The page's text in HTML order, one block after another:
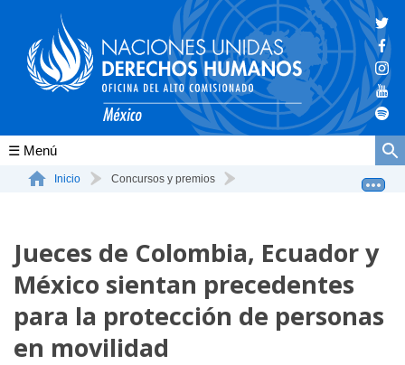
Conócenos
La ONU-DH en México
Vacantes ONU-DH México
ONU-DH en el tiempo
Inicio Concursos y premios
Jueces de Colombia, Ecuador y
México sientan precedentes
para la protección de personas
en movilidad